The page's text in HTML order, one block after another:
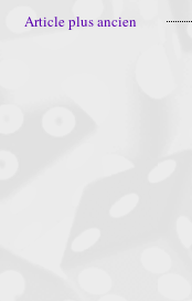
Article plus ancien